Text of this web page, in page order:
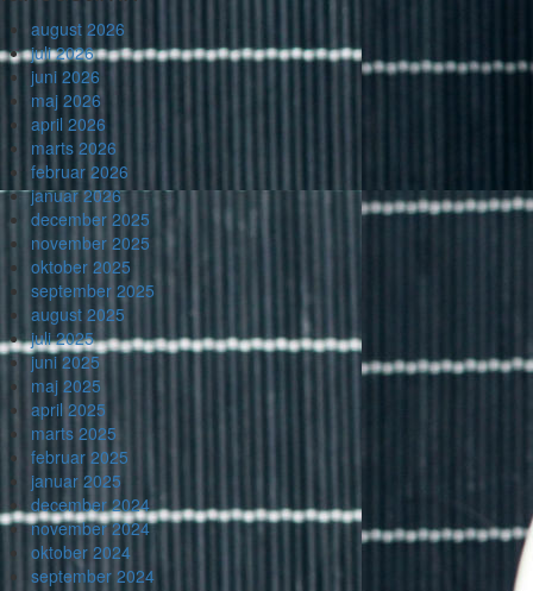
august 2026
juli 2026
juni 2026
maj 2026
april 2026
marts 2026
februar 2026
januar 2026
december 2025
november 2025
oktober 2025
september 2025
august 2025
juli 2025
juni 2025
maj 2025
april 2025
marts 2025
februar 2025
januar 2025
december 2024
november 2024
oktober 2024
september 2024